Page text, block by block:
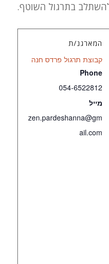
בתרגול השוטף.
המארגנ/ת
קבוצת תרגול פרדס חנה
Phone
054-6522812
מייל
zen.pardeshanna@gm
ail.com